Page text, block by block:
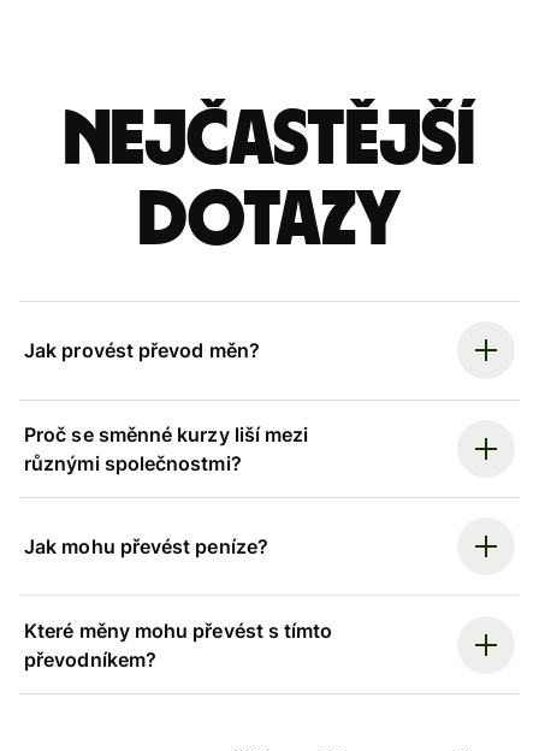
Nejčastější
dotazy
Jak provést převod měn?
Proč se směnné kurzy liší mezi
různými společnostmi?
Jak mohu převést peníze?
Které měny mohu převést s tímto
převodníkem?